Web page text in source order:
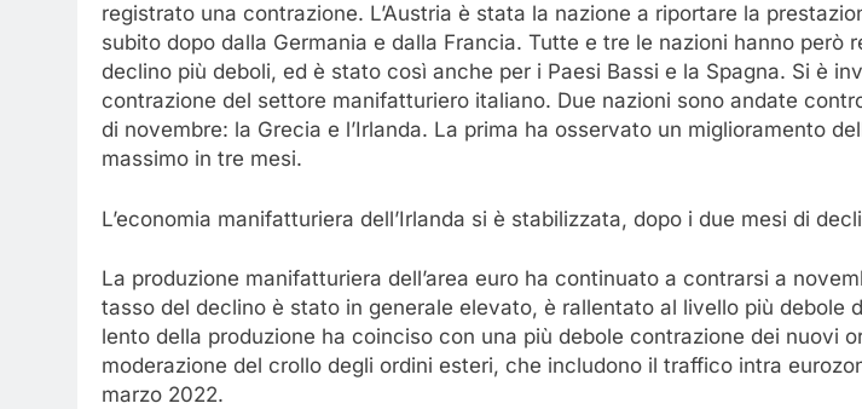
registrato una contrazione. L’Austria è stata la nazione a riportare la
subito dopo dalla Germania e dalla Francia. Tutte e tre le nazioni hanno però
declino più deboli, ed è stato così anche per i Paesi Bassi e la Spagna. Si è
contrazione del settore manifatturiero italiano. Due nazioni sono andate
di novembre: la Grecia e l’Irlanda. La prima ha osservato un miglioramento
massimo in tre mesi.
L’economia manifatturiera dell’Irlanda si è stabilizzata, dopo i due mesi di
La produzione manifatturiera dell’area euro ha continuato a contrarsi a
tasso del declino è stato in generale elevato, è rallentato al livello più debole
lento della produzione ha coinciso con una più debole contrazione dei nuovi
moderazione del crollo degli ordini esteri, che includono il traffico intra
marzo 2022.